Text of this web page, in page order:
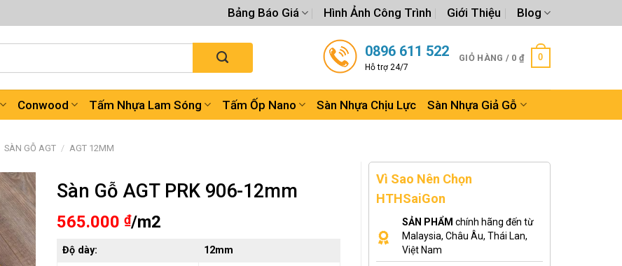
Bảng Báo Giá Hình Ảnh Công Trình Giới Thiệu Blog
0896 611 522
Hỗ trợ 24/7
GIỎ HÀNG / 0 ₫ 0
Conwood Tấm Nhựa Lam Sóng Tấm Ốp Nano Sàn Nhựa Chịu Lực Sàn Nhựa Giả Gỗ
SÀN GỖ AGT / AGT 12MM
Vì Sao Nên Chọn
HTHSaiGon
SẢN PHẨM chính hãng đến từ
Malaysia, Châu Âu, Thái Lan,
Việt Nam
Sàn Gỗ AGT PRK 906-12mm
565.000 ₫/m2
Độ dày:
12mm